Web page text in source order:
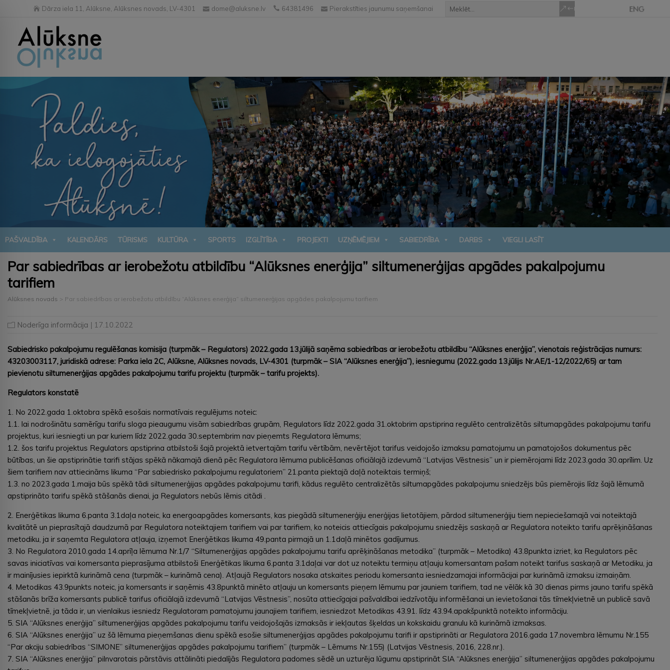
Dārza iela 11, Alūksne, Alūksnes novads, LV-4301 dome@aluksne.lv 64381496 Pierakstīties jaunumu saņemšanai
PAŠVALDĪBA KALENDĀRS TŪRISMS KULTŪRA SPORTS IZGLĪTĪBA PROJEKTI UZŅĒMĒJIEM SABIEDRĪBA DARBS VIEGLI LASĪT
Par sabiedrības ar ierobežotu atbildību “Alūksnes enerģija” siltumenerģijas apgādes pakalpojumu
tarifiem
Alūksnes novads > Par sabiedrības ar ierobežotu atbildību “Alūksnes enerģija” siltumenerģijas apgādes pakalpojumu tarifiem
Noderīga informācija | 17.10.2022
Sabiedrisko pakalpojumu regulēšanas komisija (turpmāk – Regulators) 2022.gada 13.jūlijā saņēma sabiedrības ar ierobežotu atbildību “Alūksnes enerģija”, vienotais reģistrācijas numurs:
43203003117, juridiskā adrese: Parka iela 2C, Alūksne, Alūksnes novads, LV-4301 (turpmāk – SIA “Alūksnes enerģija”), iesniegumu (2022.gada 13.jūlijs Nr.AE/1-12/2022/65) ar tam
pievienotu siltumenerģijas apgādes pakalpojumu tarifu projektu (turpmāk – tarifu projekts).
Regulators konstatē
1. No 2022.gada 1.oktobra spēkā esošais normatīvais regulējums noteic:
1.1. lai nodrošinātu samērīgu tarifu sloga pieaugumu visām sabiedrības grupām, Regulators līdz 2022.gada 31.oktobrim apstiprina regulēto centralizētās siltumapgādes pakalpojumu tarifu
projektus, kuri iesniegti un par kuriem līdz 2022.gada 30.septembrim nav pieņemts Regulatora lēmums;
1.2. šos tarifu projektus Regulators apstiprina atbilstoši šajā projektā ietvertajām tarifu vērtībām, nevērtējot tarifus veidojošo izmaksu pamatojumu un pamatojošos dokumentus pēc
būtības, un šie apstiprinātie tarifi stājas spēkā nākamajā dienā pēc Regulatora lēmuma publicēšanas oficiālajā izdevumā “Latvijas Vēstnesis” un ir piemērojami līdz 2023.gada 30.aprīlim. Uz
šiem tarifiem nav attiecināms likuma “Par sabiedrisko pakalpojumu regulatoriem” 21.panta piektajā daļā noteiktais termiņš;
1.3. no 2023.gada 1.maija būs spēkā tādi siltumenerģijas apgādes pakalpojumu tarifi, kādus regulēto centralizētās siltumapgādes pakalpojumu sniedzējs būs piemērojis līdz šajā lēmumā
apstiprināto tarifu spēkā stāšanās dienai, ja Regulators nebūs lēmis citādi .
2. Enerģētikas likuma 6.panta 3.1daļa noteic, ka energoapgādes komersants, kas piegādā siltumenerģiju enerģijas lietotājiem, pārdod siltumenerģiju tiem nepieciešamajā vai noteiktajā
kvalitātē un pieprasītajā daudzumā par Regulatora noteiktajiem tarifiem vai par tarifiem, ko noteicis attiecīgais pakalpojumu sniedzējs saskaņā ar Regulatora noteikto tarifu aprēķināšanas
metodiku, ja ir saņemta Regulatora atļauja, izņemot Enerģētikas likuma 49.panta pirmajā un 1.1daļā minētos gadījumus.
3. No Regulatora 2010.gada 14.aprīļa lēmuma Nr.1/7 “Siltumenerģijas apgādes pakalpojumu tarifu aprēķināšanas metodika” (turpmāk – Metodika) 43.8punkta izriet, ka Regulators pēc
savas iniciatīvas vai komersanta pieprasījuma atbilstoši Enerģētikas likuma 6.panta 3.1daļai var dot uz noteiktu termiņu atļauju komersantam pašam noteikt tarifus saskaņā ar Metodiku, ja
ir mainījusies iepirktā kurināmā cena (turpmāk – kurināmā cena). Atļaujā Regulators nosaka atskaites periodu komersanta iesniedzamajai informācijai par kurināmā izmaksu izmaiņām.
4. Metodikas 43.9punkts noteic, ja komersants ir saņēmis 43.8punktā minēto atļauju un komersants pieņem lēmumu par jauniem tarifiem, tad ne vēlāk kā 30 dienas pirms jauno tarifu spēkā
stāšanās brīža komersants publicē tarifus oficiālajā izdevumā “Latvijas Vēstnesis”, nosūta attiecīgajai pašvaldībai iedzīvotāju informēšanai un ievietošanai tās tīmekļvietnē un publicē savā
tīmekļvietnē, ja tāda ir, un vienlaikus iesniedz Regulatoram pamatojumu jaunajiem tarifiem, iesniedzot Metodikas 43.91. līdz 43.94.apakšpunktā noteikto informāciju.
5. SIA “Alūksnes enerģija” siltumenerģijas apgādes pakalpojumu tarifu veidojošajās izmaksās ir iekļautas šķeldas un kokskaidu granulu kā kurināmā izmaksas.
6. SIA “Alūksnes enerģija” uz šā lēmuma pieņemšanas dienu spēkā esošie siltumenerģijas apgādes pakalpojumu tarifi ir apstiprināti ar Regulatora 2016.gada 17.novembra lēmumu Nr.155
“Par akciju sabiedrības “SIMONE” siltumenerģijas apgādes pakalpojumu tarifiem” (turpmāk – Lēmums Nr.155) (Latvijas Vēstnesis, 2016, 228.nr.).
7. SIA “Alūksnes enerģija” pilnvarotais pārstāvis attālināti piedalījās Regulatora padomes sēdē un uzturēja lūgumu apstiprināt SIA “Alūksnes enerģija” siltumenerģijas apgādes pakalpojumu